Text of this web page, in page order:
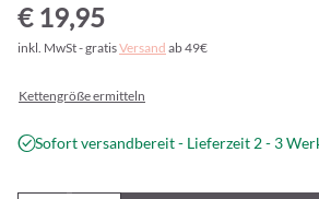
€ 19,95
inkl. MwSt - gratisVersand ab 49€
Kettengröße ermitteln
Sofort versandbereit - Lieferzeit 2 - 3